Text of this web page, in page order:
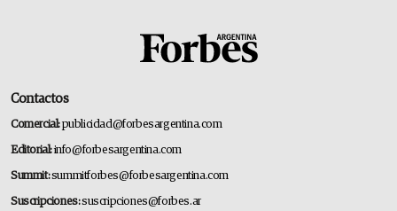
Contactos
Comercial:publicidad@forbesargentina.com
Editorial:info@forbesargentina.com
Summit:summitforbes@forbesargentina.com
Suscripciones:suscripciones@forbes.ar